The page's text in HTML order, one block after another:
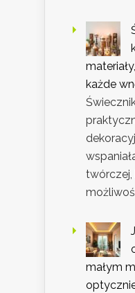
każde
twórczej,
małym